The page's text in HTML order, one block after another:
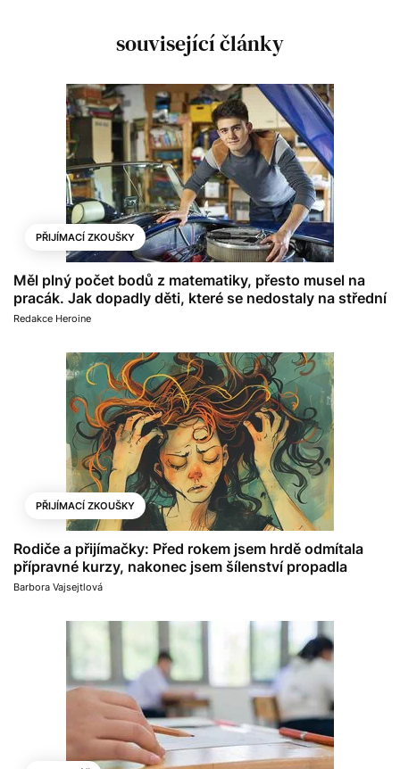
související články
PŘIJÍMACÍ ZKOUŠKY
Měl plný počet bodů z matematiky, přesto musel na
pracák. Jak dopadly děti, které se nedostaly na střední
Redakce Heroine
PŘIJÍMACÍ ZKOUŠKY
Rodiče a přijímačky: Před rokem jsem hrdě odmítala
přípravné kurzy, nakonec jsem šílenství propadla
Barbora Vajsejtlová